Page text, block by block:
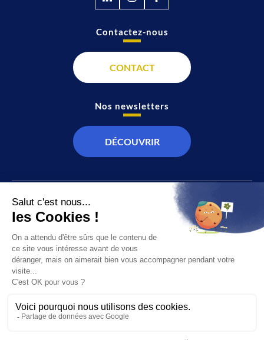
JT
ÉCONOMIE
CULTURE & LOISIRS
SPORT
À propos de nous
Recevoir la chaîne
Contactez-nous
CONTACT
Nos newsletters
DÉCOUVRIR